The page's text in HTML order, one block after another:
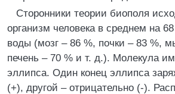
Сторонники теории биополя
организм человека в среднем на
воды (мозг – 86 %, почки – 83 %,
печень – 70 % и т. д.). Молекула
эллипса. Один конец эллипса
(+), другой – отрицательно (-).